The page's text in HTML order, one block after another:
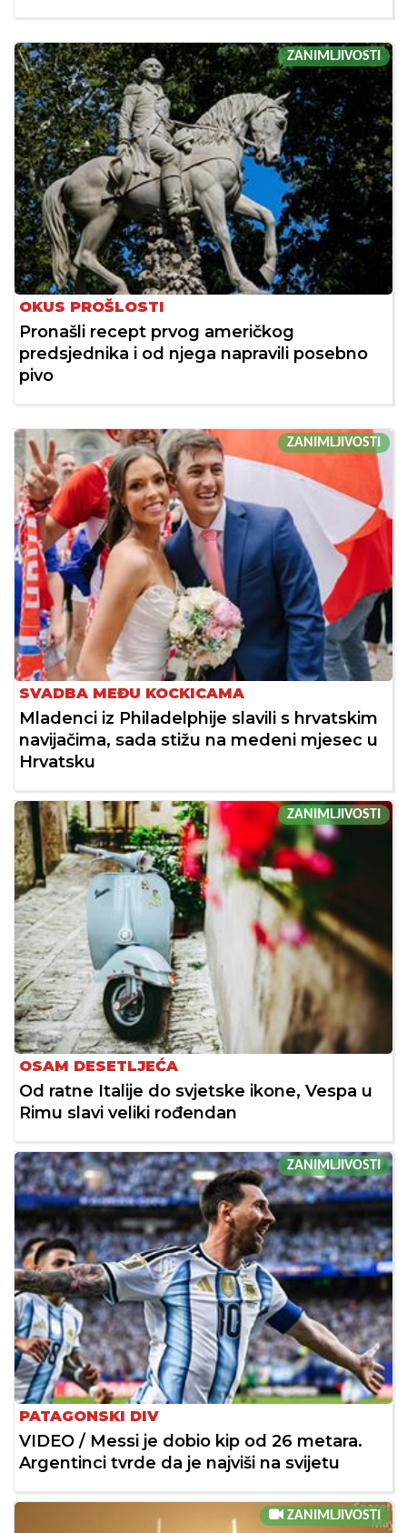
ZANIMLJIVOSTI
OKUS PROŠLOSTI
Pronašli recept prvog američkog
predsjednika i od njega napravili posebno
pivo
ZANIMLJIVOSTI
SVADBA MEĐU KOCKICAMA
Mladenci iz Philadelphije slavili s hrvatskim
navijačima, sada stižu na medeni mjesec u
Hrvatsku
ZANIMLJIVOSTI
OSAM DESETLJEĆA
Od ratne Italije do svjetske ikone, Vespa u
Rimu slavi veliki rođendan
ZANIMLJIVOSTI
PATAGONSKI DIV
VIDEO / Messi je dobio kip od 26 metara.
Argentinci tvrde da je najviši na svijetu
ZANIMLJIVOSTI